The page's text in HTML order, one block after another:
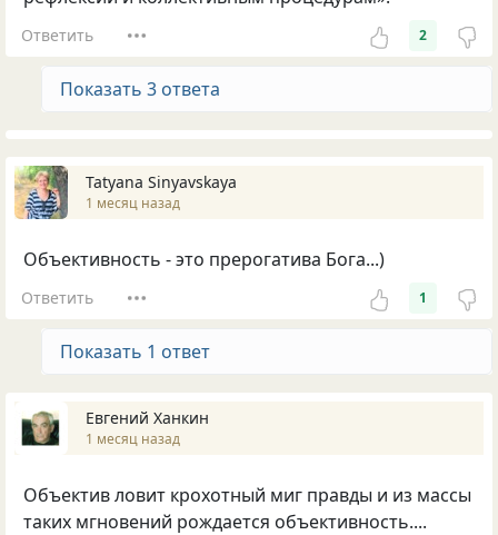
Ответить 2
Показать 3 ответа
Tatyana Sinyavskaya
1 месяц назад
Объективность - это прерогатива Бога...)
Ответить 1
Показать 1 ответ
Евгений Ханкин
1 месяц назад
Объектив ловит крохотный миг правды и из массы
таких мгновений рождается объективность....